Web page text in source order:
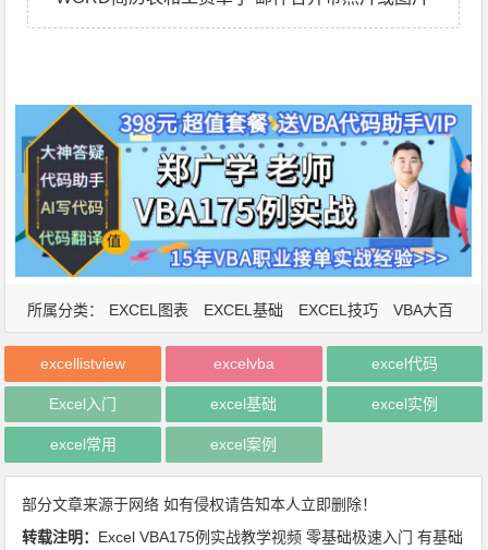
所属分类： EXCEL图表 EXCEL基础 EXCEL技巧
VBA大百
excellistview
excelvba excel代码
Excel入门 excel基础 excel实例
excel常用 excel案例
部分文章来源于网络 如有侵权请告知本人立即删除！
转载注明： Excel VBA175例实战教学视频 零基础极速入门 有基础